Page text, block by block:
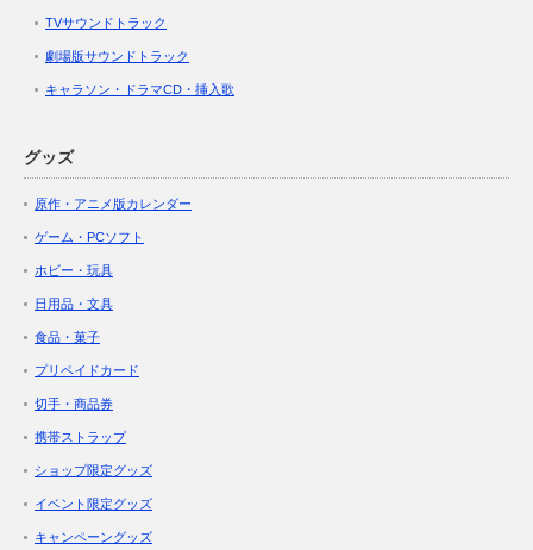
TVサウンドトラック
劇場版サウンドトラック
キャラソン・ドラマCD・挿入歌
グッズ
原作・アニメ版カレンダー
ゲーム・PCソフト
ホビー・玩具
日用品・文具
食品・菓子
プリペイドカード
切手・商品券
携帯ストラップ
ショップ限定グッズ
イベント限定グッズ
キャンペーングッズ